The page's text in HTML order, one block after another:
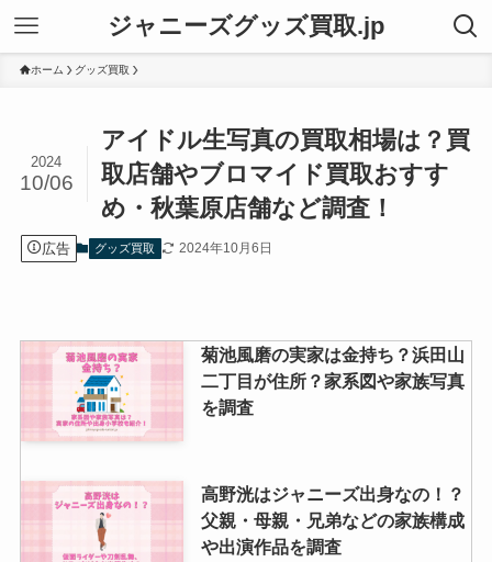
ジャニーズグッズ買取.jp
ホーム グッズ買取
アイドル生写真の買取相場は？買
取店舗やブロマイド買取おすす
め・秋葉原店舗など調査！
2024
10/06
広告 グッズ買取 2024年10月6日
菊池風磨の実家は金持ち？浜田山
二丁目が住所？家系図や家族写真
を調査
高野洸はジャニーズ出身なの！？
父親・母親・兄弟などの家族構成
や出演作品を調査